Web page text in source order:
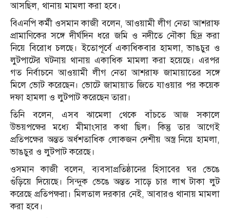
আসছিল, থানায় মামলা করা হবে।
বিএনপি কর্মী ওসমান কাজী বলেন, আওয়ামী লীগ নেতা আশরাফ
প্রামাণিকের সঙ্গে দীর্ঘদিন ধরে জমি ও নদীতে নৌকা ছিদ্র করা
নিয়ে বিরোধ চলছে। ইতোপূর্বে একাধিকবার হামলা, ভাঙচুর ও
লুটপাটের ঘটনায় থানায় একাধিক মামলা করা হয়েছে। এরপর
গত নির্বাচনে আওয়ামী লীগ নেতা আশরাফ জামায়াতের সঙ্গে
মিলে ভোট করেছেন। ভোটে জামায়াত জিতে যাওয়ার পর কয়েক
দফা হামলা ও লুটপাট করেছেন তারা।
তিনি বলেন, এসব ঝামেলা থেকে বাঁচতে আজ সকালে
উভয়পক্ষের মধ্যে মীমাংসার কথা ছিল। কিন্তু তার আগেই
প্রতিপক্ষের অন্তত অর্ধশতাধিক লোকজন দেশীয় অস্ত্র নিয়ে হামলা,
ভাঙচুর ও লুটপাট করেছে।
ওসমান কাজী বলেন, ব্যবসাপ্রতিষ্ঠানের হিসাবের ঘর ভেঙে
গুঁড়িয়ে দিয়েছে। সিন্দুক ভেঙে অন্তত সাড়ে চার লাখ টাকা লুট
করেছে প্রতিপক্ষরা। মিলতাল দরকার নেই, আবারও থানায় মামলা
করা হবে।